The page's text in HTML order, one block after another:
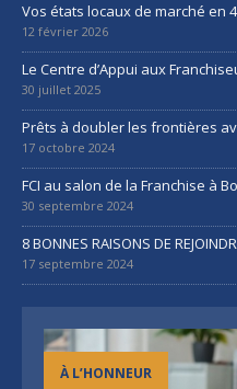
Vos états locaux de marché en
12 février 2026
Le Centre d’Appui aux
30 juillet 2025
Prêts à doubler les frontières
17 octobre 2024
FCI au salon de la Franchise à
30 septembre 2024
8 BONNES RAISONS DE
17 septembre 2024
À L’HONNEUR